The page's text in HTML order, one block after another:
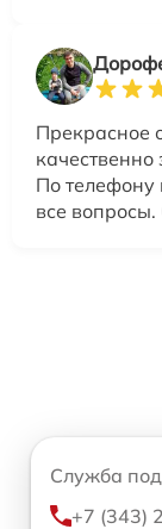
Прекрасное
качественно
По телефону
все
Служба
+7 (343)